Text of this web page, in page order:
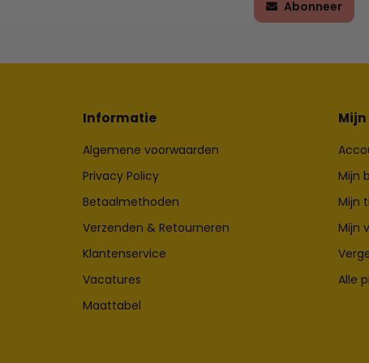
Abonneer
Informatie
Algemene voorwaarden
Privacy Policy
Betaalmethoden
Verzenden & Retourneren
Klantenservice
Vacatures
Maattabel
Mijn
Mijn
Mijn
Alle